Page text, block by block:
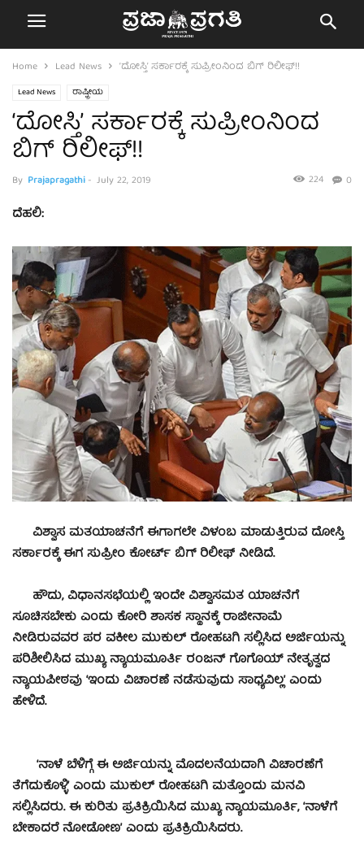
Home Lead News ‘ದೋಸ್ತಿ’ ಸರ್ಕಾರಕ್ಕೆ ಸುಪ್ರೀಂನಿಂದ ಬಿಗ್ ರಿಲೀಫ್!!
Lead News ರಾಷ್ಟ್ರೀಯ
‘ದೋಸ್ತಿ’ ಸರ್ಕಾರಕ್ಕೆ ಸುಪ್ರೀಂನಿಂದ
ಬಿಗ್ ರಿಲೀಫ್!!
By Prajapragathi- July 22, 2019 0
224
ದೆಹಲಿ:
ವಿಶ್ವಾಸ ಮತಯಾಚನೆಗೆ ಈಗಾಗಲೇ ವಿಳಂಬ ಮಾಡುತ್ತಿರುವ ದೋಸ್ತಿ
ಸರ್ಕಾರಕ್ಕೆ ಈಗ ಸುಪ್ರೀಂ ಕೋರ್ಟ್ ಬಿಗ್ ರಿಲೀಫ್ ನೀಡಿದೆ.
ಹೌದು, ವಿಧಾನಸಭೆಯಲ್ಲಿ ಇಂದೇ ವಿಶ್ವಾಸಮತ ಯಾಚನೆಗೆ
ಸೂಚಿಸಬೇಕು ಎಂದು ಕೋರಿ ಶಾಸಕ ಸ್ಥಾನಕ್ಕೆ ರಾಜೀನಾಮೆ
ನೀಡಿರುವವರ ಪರ ವಕೀಲ ಮುಕುಲ್ ರೋಹಟಗಿ ಸಲ್ಲಿಸಿದ ಅರ್ಜಿಯನ್ನು
ಪರಿಶೀಲಿಸಿದ ಮುಖ್ಯ ನ್ಯಾಯಮೂರ್ತಿ ರಂಜನ್ ಗೊಗೊಯ್ ನೇತೃತ್ವದ
ನ್ಯಾಯಪೀಠವು ‘ಇಂದು ವಿಚಾರಣೆ ನಡೆಸುವುದು ಸಾಧ್ಯವಿಲ್ಲ’ ಎಂದು
ಹೇಳಿದೆ.
‘ನಾಳೆ ಬೆಳಿಗ್ಗೆ ಈ ಅರ್ಜಿಯನ್ನು ಮೊದಲನೆಯದಾಗಿ ವಿಚಾರಣೆಗೆ
ತೆಗೆದುಕೊಳ್ಳಿ’ ಎಂದು ಮುಕುಲ್ ರೋಹಟಗಿ ಮತ್ತೊಂದು ಮನವಿ
ಸಲ್ಲಿಸಿದರು. ಈ ಕುರಿತು ಪ್ರತಿಕ್ರಿಯಿಸಿದ ಮುಖ್ಯ ನ್ಯಾಯಮೂರ್ತಿ, ‘ನಾಳೆಗೆ
ಬೇಕಾದರೆ ನೋಡೋಣ’ ಎಂದು ಪ್ರತಿಕ್ರಿಯಿಸಿದರು.